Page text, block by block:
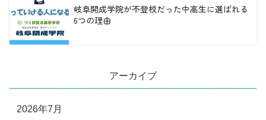
岐阜開成学院が不登校だった中高生に選ばれる
6つの理由
アーカイブ
2026年7月